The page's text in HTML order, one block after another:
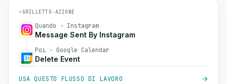
⚡ GRILLETTO→AZIONE
Quando · Instagram
Message Sent By Instagram
Poi · Google Calendar
Delete Event
USA QUESTO FLUSSO DI LAVORO